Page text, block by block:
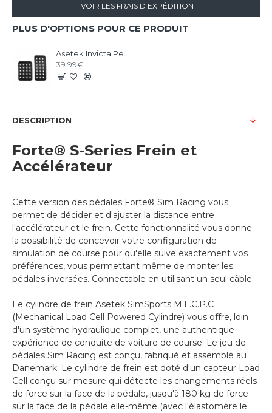
VOIR LES FRAIS D EXPÉDITION
PLUS D'OPTIONS POUR CE PRODUIT
39.99€
DESCRIPTION
Forte® S-Series Frein et
Accélérateur
Cette version des pédales Forte® Sim Racing vous
permet de décider et d'ajuster la distance entre
l'accélérateur et le frein. Cette fonctionnalité vous donne
la possibilité de concevoir votre configuration de
simulation de course pour qu'elle suive exactement vos
préférences, vous permettant même de monter les
pédales inversées. Connectable en utilisant un seul câble.
Le cylindre de frein Asetek SimSports M.L.C.P.C
(Mechanical Load Cell Powered Cylindre) vous offre, loin
d'un système hydraulique complet, une authentique
expérience de conduite de voiture de course. Le jeu de
pédales Sim Racing est conçu, fabriqué et assemblé au
Danemark. Le cylindre de frein est doté d'un capteur Load
Cell conçu sur mesure qui détecte les changements réels
de force sur la face de la pédale, jusqu'à 180 kg de force
sur la face de la pédale elle-même (avec l'élastomère le